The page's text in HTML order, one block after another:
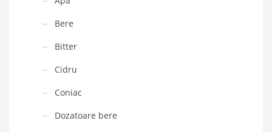
Bere
Bitter
Cidru
Coniac
Dozatoare bere